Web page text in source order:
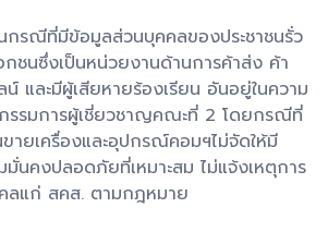
รณีที่มีข้อมูลส่วนบุคคลของประชาชนรั่ว
กชนซึ่งเป็นหน่วยงานด้านการค้าส่ง ค้า
และมีผู้เสียหายร้องเรียน อันอยู่ในความ
รรมการผู้เชี่ยวชาญคณะที่ 2 โดยกรณีที่
ายเครื่องและอุปกรณ์คอมฯไม่จัดให้มี
มั่นคงปลอดภัยที่เหมาะสม ไม่แจ้งเหตุการ
ลแก่ สคส. ตามกฎหมาย